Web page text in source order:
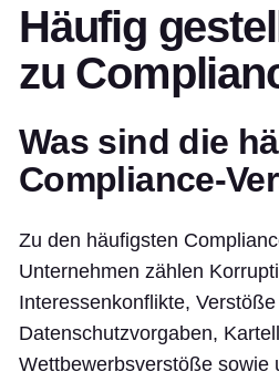
Häufig
zu
Was sind die
Compliance-
Zu den häufigsten
Unternehmen zählen
Interessenkonflikte,
Datenschutzvorgaben,
Wettbewerbsverstöße sowie